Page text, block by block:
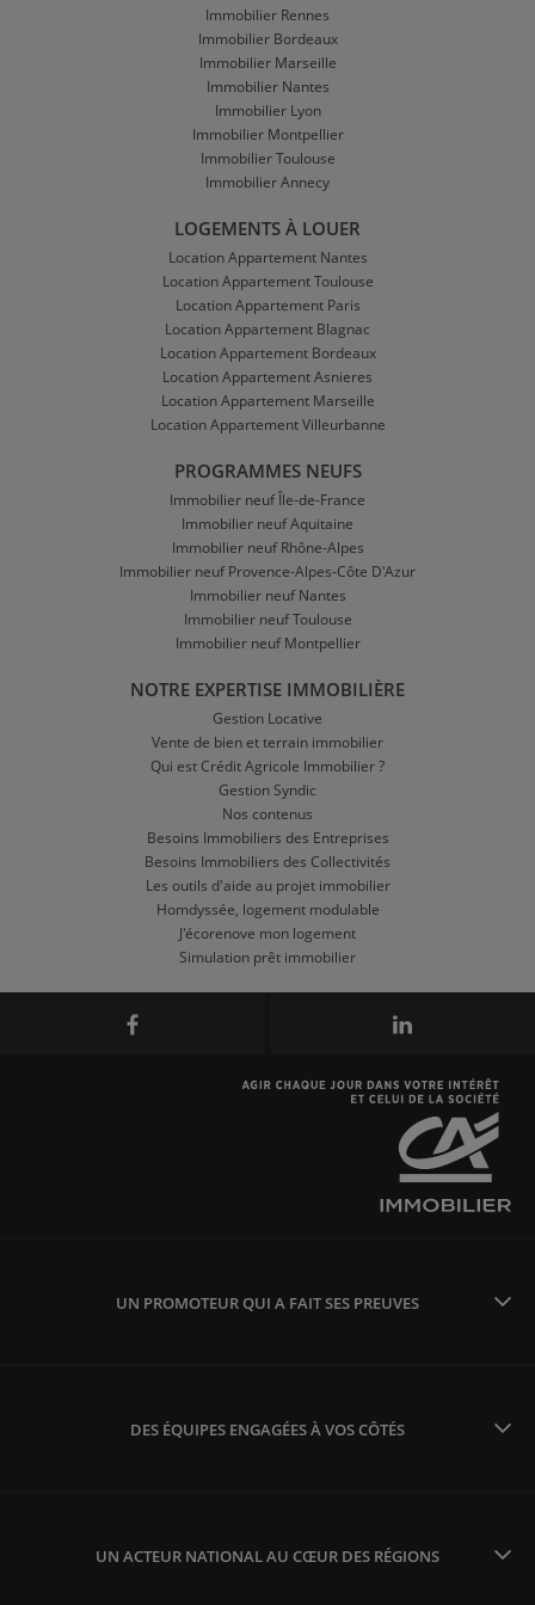
Immobilier Rennes
Immobilier Bordeaux
Immobilier Marseille
Immobilier Nantes
Immobilier Lyon
Immobilier Montpellier
Immobilier Toulouse
Immobilier Annecy
LOGEMENTS À LOUER
Location Appartement Nantes
Location Appartement Toulouse
Location Appartement Paris
Location Appartement Blagnac
Location Appartement Bordeaux
Location Appartement Asnieres
Location Appartement Marseille
Location Appartement Villeurbanne
PROGRAMMES NEUFS
Immobilier neuf Île-de-France
Immobilier neuf Aquitaine
Immobilier neuf Rhône-Alpes
Immobilier neuf Provence-Alpes-Côte D'Azur
Immobilier neuf Nantes
Immobilier neuf Toulouse
Immobilier neuf Montpellier
NOTRE EXPERTISE IMMOBILIÈRE
Gestion Locative
Vente de bien et terrain immobilier
Qui est Crédit Agricole Immobilier ?
Gestion Syndic
Nos contenus
Besoins Immobiliers des Entreprises
Besoins Immobiliers des Collectivités
Les outils d'aide au projet immobilier
Homdyssée, logement modulable
J'écorenove mon logement
Simulation prêt immobilier
UN PROMOTEUR QUI A FAIT SES PREUVES
DES ÉQUIPES ENGAGÉES À VOS CÔTÉS
UN ACTEUR NATIONAL AU CŒUR DES RÉGIONS